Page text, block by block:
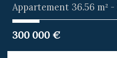
Appartement 36.56 m²
300 000 €